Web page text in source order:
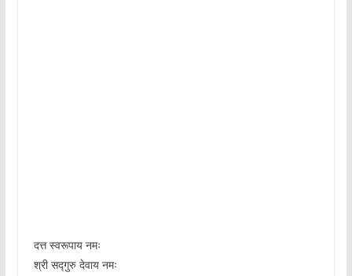
दत्त स्वरूपाय नमः
श्री सद्गुरु देवाय नमः